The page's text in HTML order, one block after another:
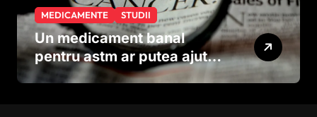
MEDICAMENTE STUDII
Un medicament banal
pentru astm ar putea ajuta
în lupta împotriva